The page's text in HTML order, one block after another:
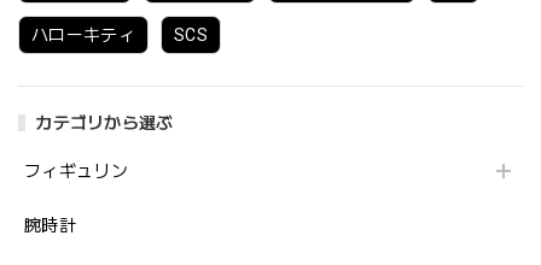
ハローキティ SCS
カテゴリから選ぶ
フィギュリン
腕時計